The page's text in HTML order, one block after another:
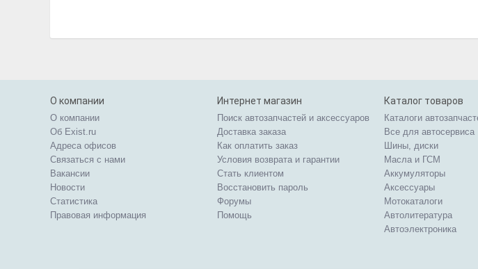
О компании
О компании
Об Exist.ru
Адреса офисов
Связаться с нами
Вакансии
Новости
Статистика
Правовая информация
Интернет магазин
Поиск автозапчастей и аксессуаров
Доставка заказа
Как оплатить заказ
Условия возврата и гарантии
Стать клиентом
Восстановить пароль
Форумы
Помощь
Каталог товаров
Каталоги
Все для автосервиса
Шины, диски
Масла и ГСМ
Аккумуляторы
Аксессуары
Мотокаталоги
Автолитература
Автоэлектроника